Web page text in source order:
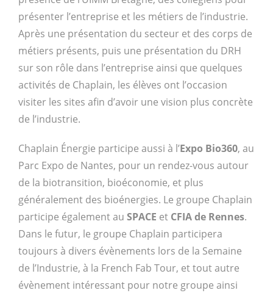
présenter l’entreprise et les métiers de l’industrie.
Après une présentation du secteur et des corps de
métiers présents, puis une présentation du DRH
sur son rôle dans l’entreprise ainsi que quelques
activités de Chaplain, les élèves ont l’occasion
visiter les sites afin d’avoir une vision plus concrète
de l’industrie.
Chaplain Énergie participe aussi à l’Expo Bio360, au
Parc Expo de Nantes, pour un rendez-vous autour
de la biotransition, bioéconomie, et plus
généralement des bioénergies. Le groupe Chaplain
participe également au SPACE et CFIA de Rennes.
Dans le futur, le groupe Chaplain participera
toujours à divers évènements lors de la Semaine
de l’Industrie, à la French Fab Tour, et tout autre
évènement intéressant pour notre groupe ainsi